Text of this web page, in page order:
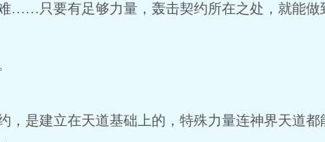
……只要有足够力量，轰击契约所在之处，就能做
是建立在天道基础上的，特殊力量连神界天道都